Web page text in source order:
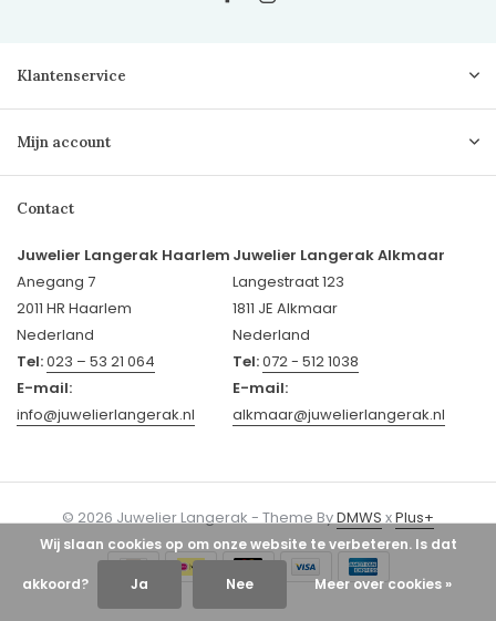
Klantenservice
Mijn account
Contact
Juwelier Langerak Haarlem
Anegang 7
2011 HR Haarlem
Nederland
Tel:023 – 53 21 064
E-mail:
info@juwelierlangerak.nl
Juwelier Langerak Alkmaar
Langestraat 123
1811 JE Alkmaar
Nederland
Tel:072 - 512 1038
E-mail:
alkmaar@juwelierlangerak.nl
© 2026 Juwelier Langerak - Theme ByDMWSxPlus+
Wij slaan cookies op om onze website te verbeteren. Is dat
akkoord? Ja Nee Meer over cookies »